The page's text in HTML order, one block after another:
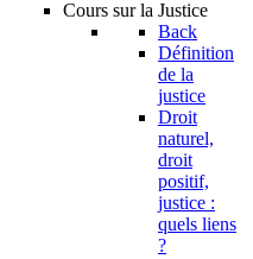
Cours sur la Justice
Back
Définition
de la
justice
Droit
naturel,
droit
positif,
justice :
quels liens
?